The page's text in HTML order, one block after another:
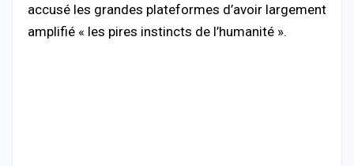
accusé les grandes plateformes d’avoir largement
amplifié « les pires instincts de l’humanité ».